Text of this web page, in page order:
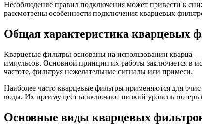
Несоблюдение правил подключения может привести к
рассмотрены особенности подключения кварцевых
Общая характеристика кварцевых
Кварцевые фильтры основаны на использовании кварца
импульсов. Основной принцип их работы заключается в
частоте, фильтруя нежелательные сигналы или примеси.
Наиболее часто кварцевые фильтры применяются для
воды. Их преимущества включают низкий уровень потерь
Основные виды кварцевых